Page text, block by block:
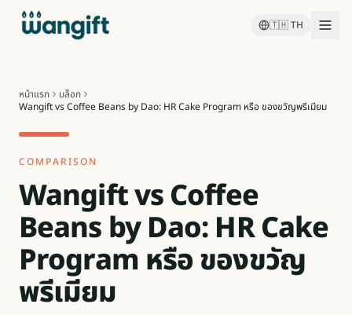
🇹🇭TH
หน้าแรก
บล็อก
Wangift vs Coffee Beans by Dao: HR Cake Program หรือ ของขวัญพรีเมียม
COMPARISON
Wangift vs Coffee
Beans by Dao: HR Cake
Program หรือ ของขวัญ
พรีเมียม